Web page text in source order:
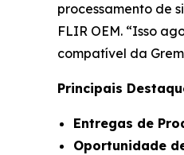
processamento de
FLIR OEM. “Isso
compatível da
Principais
Entregas de
Oportunidade